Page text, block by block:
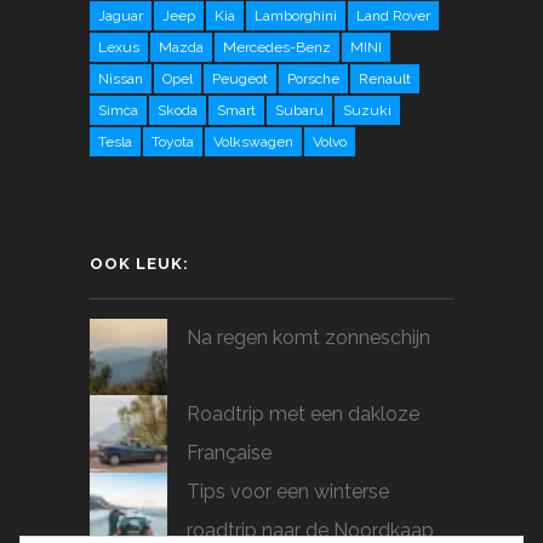
Jaguar
Jeep Kia Lamborghini
Land Rover
Lexus
Mazda Mercedes-Benz
MINI
Nissan
Opel Peugeot Porsche
Renault
Simca
Skoda Smart Subaru
Suzuki
Tesla
Toyota Volkswagen Volvo
OOK LEUK:
Na regen komt zonneschijn
Roadtrip met een dakloze
Française
Tips voor een winterse
roadtrip naar de Noordkaap